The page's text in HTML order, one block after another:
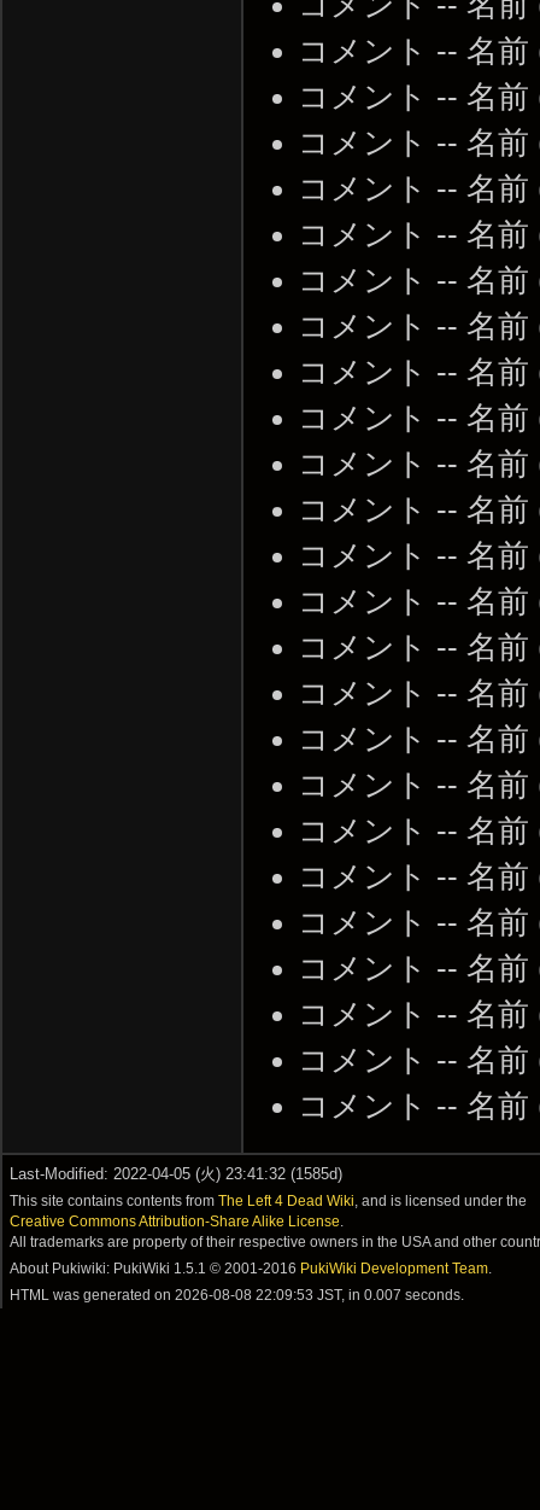
コメント -- 名前
コメント -- 名前
コメント -- 名前
コメント -- 名前
コメント -- 名前
コメント -- 名前
コメント -- 名前
コメント -- 名前
コメント -- 名前
コメント -- 名前
コメント -- 名前
コメント -- 名前
コメント -- 名前
コメント -- 名前
コメント -- 名前
コメント -- 名前
コメント -- 名前
コメント -- 名前
コメント -- 名前
コメント -- 名前
コメント -- 名前
コメント -- 名前
コメント -- 名前
コメント -- 名前
Last-Modified: 2022-04-05 (火) 23:41:32 (1585d)
This site contains contents fromThe Left 4 Dead Wiki , and is licensed under the
Creative Commons Attribution-Share Alike License
All trademarks are property of their respective owners in the USA and other
About Pukiwiki: PukiWiki 1.5.1 © 2001-2016 PukiWiki Development Team
HTML was generated on2026-08-08 22:09:53 JST, in 0.007 seconds.